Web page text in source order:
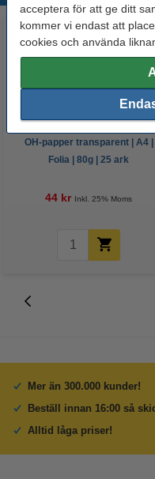
acceptera för att ge ditt
kommer vi endast att
cookies och använda
OH-papper transparent | A4 |
Folia | 80g | 25 ark
44 kr Inkl. 25% Moms
Mer än 300.000 kunder!
Beställ innan 16:00 så
Alltid låga priser!